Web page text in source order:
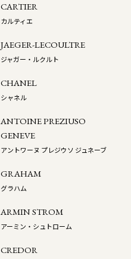
CARTIER
カルティエ
JAEGER-LECOULTRE
ジャガー・ルクルト
CHANEL
シャネル
ANTOINE PREZIUSO
GENEVE
アントワーヌ プレジウソ ジュネーブ
GRAHAM
グラハム
ARMIN STROM
アーミン・シュトローム
CREDOR